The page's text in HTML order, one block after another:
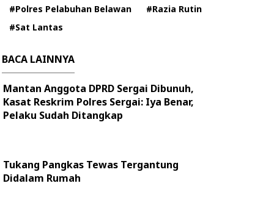
#Polres Pelabuhan Belawan
#Razia Rutin
#Sat Lantas
BACA LAINNYA
Mantan Anggota DPRD Sergai Dibunuh,
Kasat Reskrim Polres Sergai: Iya Benar,
Pelaku Sudah Ditangkap
Tukang Pangkas Tewas Tergantung
Didalam Rumah